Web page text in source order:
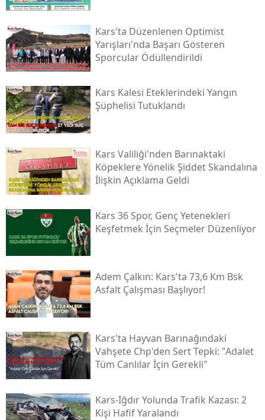
Kars'ta Düzenlenen Optimist
Yarışları'nda Başarı Gösteren
Sporcular Ödüllendirildi
Kars Kalesi Eteklerindeki Yangın
Şüphelisi Tutuklandı
Kars Valiliği'nden Barınaktaki
Köpeklere Yönelik Şiddet Skandalına
İlişkin Açıklama Geldi
Kars 36 Spor, Genç Yetenekleri
Keşfetmek İçin Seçmeler Düzenliyor
Adem Çalkın: Kars'ta 73,6 Km Bsk
Asfalt Çalışması Başlıyor!
Kars'ta Hayvan Barınağındaki
Vahşete Chp'den Sert Tepki: "adalet
Tüm Canlılar İçin Gerekli"
Kars-Iğdır Yolunda Trafik Kazası: 2
Kişi Hafif Yaralandı